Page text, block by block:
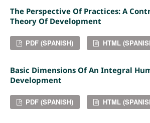
The Perspective Of Practices: A
Theory Of Development
PDF (SPANISH) HTML
Basic Dimensions Of An Integral
Development
PDF (SPANISH) HTML